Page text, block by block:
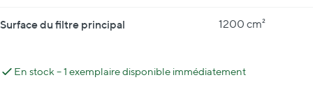
Surface du filtre principal 1200 cm²
En stock – 1 exemplaire disponible immédiatement